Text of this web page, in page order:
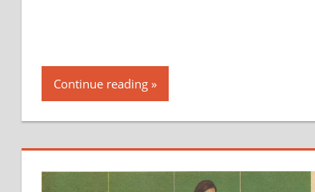
Continue reading